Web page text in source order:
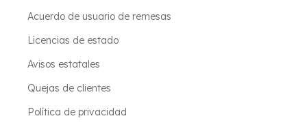
Acuerdo de usuario de remesas
Licencias de estado
Avisos estatales
Quejas de clientes
Política de privacidad